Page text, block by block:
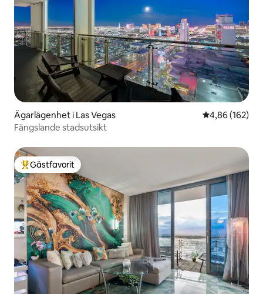
Ägarlägenhet i Las Vegas 4,86 av 5 i
4,86 (162)
Fängslande stadsutsikt
Populär gästfavorit
Gästfavorit